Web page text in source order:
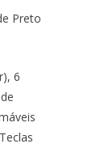
Preto
6